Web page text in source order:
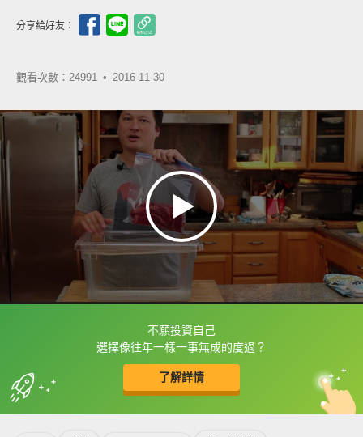
分享給好友：
觀看次數：24991 • 2016-11-30
不願投資自己
選擇像往年一樣一事無成的度過？
了解詳情
框選或點兩下字幕可以直接查字典喔！
收錄佳句 中
英